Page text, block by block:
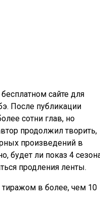
сайте для
После публикации
сотни глав, но
продолжил творить,
произведений в
будет ли показ 4
продления ленты.
тиражом в более, чем 10